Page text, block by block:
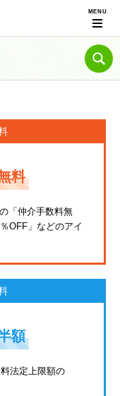
料
「仲介手数料無
OFF」などのアイ
額
法定上限額の